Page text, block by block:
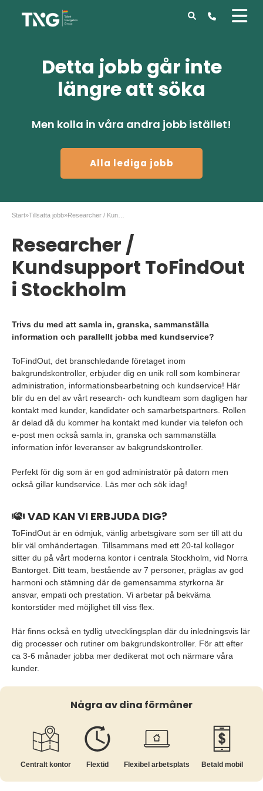
Detta jobb går inte
längre att söka
Men kolla in våra andra jobb istället!
Alla lediga jobb
Start»Tillsatta jobb»
Researcher /
Kundsupport ToFindOut
i Stockholm
Trivs du med att samla in, granska, sammanställa
information och parallellt jobba med kundservice?
ToFindOut, det branschledande företaget inom
bakgrundskontroller, erbjuder dig en unik roll som kombinerar
administration, informationsbearbetning och kundservice! Här
blir du en del av vårt research- och kundteam som dagligen har
kontakt med kunder, kandidater och samarbetspartners. Rollen
är delad då du kommer ha kontakt med kunder via telefon och
e-post men också samla in, granska och sammanställa
information inför leveranser av bakgrundskontroller.
Perfekt för dig som är en god administratör på datorn men
också gillar kundservice. Läs mer och sök idag!
VAD KAN VI ERBJUDA DIG?
ToFindOut är en ödmjuk, vänlig arbetsgivare som ser till att du
blir väl omhändertagen. Tillsammans med ett 20-tal kollegor
sitter du på vårt moderna kontor i centrala Stockholm, vid Norra
Bantorget. Ditt team, bestående av 7 personer, präglas av god
harmoni och stämning där de gemensamma styrkorna är
ansvar, empati och prestation. Vi arbetar på bekväma
kontorstider med möjlighet till viss flex.
Här finns också en tydlig utvecklingsplan där du inledningsvis lär
dig processer och rutiner om bakgrundskontroller. För att efter
ca 3-6 månader jobba mer dedikerat mot och närmare våra
kunder.
Några av dina förmåner
Centralt kontor Flextid Flexibel arbetsplats Betald mobil